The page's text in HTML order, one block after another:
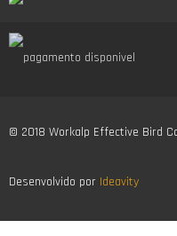
© 2018 Workalp Effective Bird
Desenvolvido por Ideavity